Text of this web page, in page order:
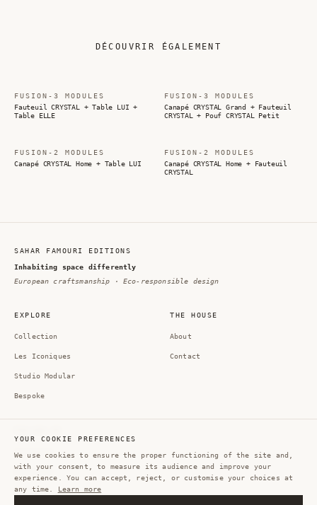
DÉCOUVRIR ÉGALEMENT
FUSION-3 MODULES
Fauteuil CRYSTAL + Table LUI +
Table ELLE
FUSION-3 MODULES
Canapé CRYSTAL Grand + Fauteuil
CRYSTAL + Pouf CRYSTAL Petit
FUSION-2 MODULES
Canapé CRYSTAL Home + Table LUI
FUSION-2 MODULES
Canapé CRYSTAL Home + Fauteuil
CRYSTAL
SAHAR FAMOURI EDITIONS
Inhabiting space differently
European craftsmanship · Eco-responsible design
EXPLORE
Collection
Les Iconiques
Studio Modular
Bespoke
THE HOUSE
About
Contact
Instagram
Pinterest
LinkedIn
YOUR COOKIE PREFERENCES
We use cookies to ensure the proper functioning of the site and,
with your consent, to measure its audience and improve your
experience. You can accept, reject, or customise your choices at
any time.
Learn more